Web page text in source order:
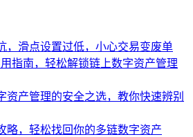
，滑点设置过低，小心交易变废单
指南，轻松解锁链上数字资产管理
资产管理的安全之选，教你快速辨别
略，轻松找回你的多链数字资产